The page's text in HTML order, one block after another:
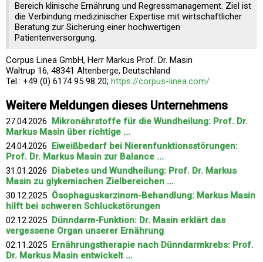
Bereich klinische Ernährung und Regressmanagement. Ziel ist
die Verbindung medizinischer Expertise mit wirtschaftlicher
Beratung zur Sicherung einer hochwertigen
Patientenversorgung.
Corpus Linea GmbH, Herr Markus Prof. Dr. Masin
Waltrup 16, 48341 Altenberge, Deutschland
Tel.: +49 (0) 6174 95 98 20; https://corpus-linea.com/
Weitere Meldungen dieses Unternehmens
27.04.2026 Mikronährstoffe für die Wundheilung: Prof. Dr.
Markus Masin über richtige ...
24.04.2026 Eiweißbedarf bei Nierenfunktionsstörungen:
Prof. Dr. Markus Masin zur Balance ...
31.01.2026 Diabetes und Wundheilung: Prof. Dr. Markus
Masin zu glykemischen Zielbereichen ...
30.12.2025 Ösophaguskarzinom-Behandlung: Markus Masin
hilft bei schweren Schluckstörungen
02.12.2025 Dünndarm-Funktion: Dr. Masin erklärt das
vergessene Organ unserer Ernährung
02.11.2025 Ernährungstherapie nach Dünndarmkrebs: Prof.
Dr. Markus Masin entwickelt ...